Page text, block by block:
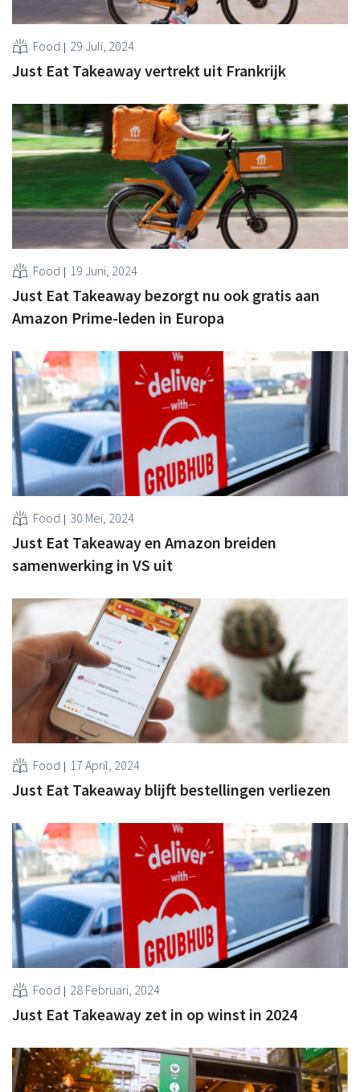
Food 29 Juli, 2024
Just Eat Takeaway vertrekt uit Frankrijk
Food 19 Juni, 2024
Just Eat Takeaway bezorgt nu ook gratis aan
Amazon Prime-leden in Europa
Food 30 Mei, 2024
Just Eat Takeaway en Amazon breiden
samenwerking in VS uit
Food 17 April, 2024
Just Eat Takeaway blijft bestellingen verliezen
Food 28 Februari, 2024
Just Eat Takeaway zet in op winst in 2024